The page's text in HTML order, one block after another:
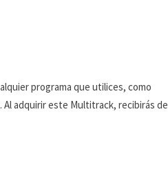
programa que utilices, como
adquirir este Multitrack, recibirás de